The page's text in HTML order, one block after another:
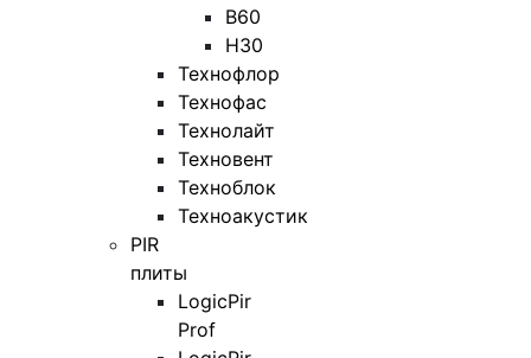
В60
Н30
Технофлор
Технофас
Технолайт
Техновент
Техноблок
Техноакустик
PIR
плиты
LogicPir
Prof